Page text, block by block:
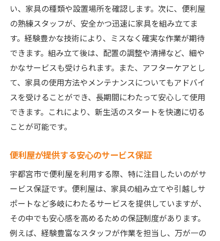
い、家具の種類や設置場所を確認します。次に、便利屋
の熟練スタッフが、安全かつ迅速に家具を組み立てま
す。経験豊かな技術により、ミスなく確実な作業が期待
できます。組み立て後は、配置の調整や清掃など、細や
かなサービスも受けられます。また、アフターケアとし
て、家具の使用方法やメンテナンスについてもアドバイ
スを受けることができ、長期間にわたって安心して使用
できます。これにより、新生活のスタートを快適に切る
ことが可能です。
便利屋が提供する安心のサービス保証
宇都宮市で便利屋を利用する際、特に注目したいのがサ
ービス保証です。便利屋は、家具の組み立てや引越しサ
ポートなど多岐にわたるサービスを提供していますが、
その中でも安心感を高めるための保証制度があります。
例えば、経験豊富なスタッフが作業を担当し、万が一の